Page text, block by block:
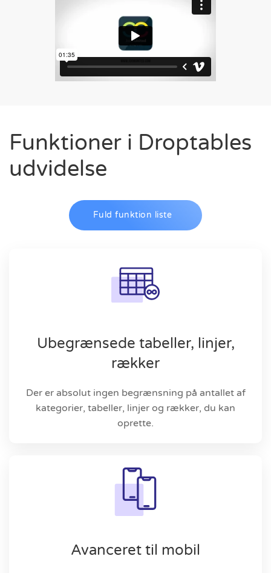
Funktioner i Droptables
udvidelse
Fuld funktion liste
Ubegrænsede tabeller, linjer,
rækker
Der er absolut ingen begrænsning på antallet af
kategorier, tabeller, linjer og rækker, du kan
oprette.
Avanceret til mobil